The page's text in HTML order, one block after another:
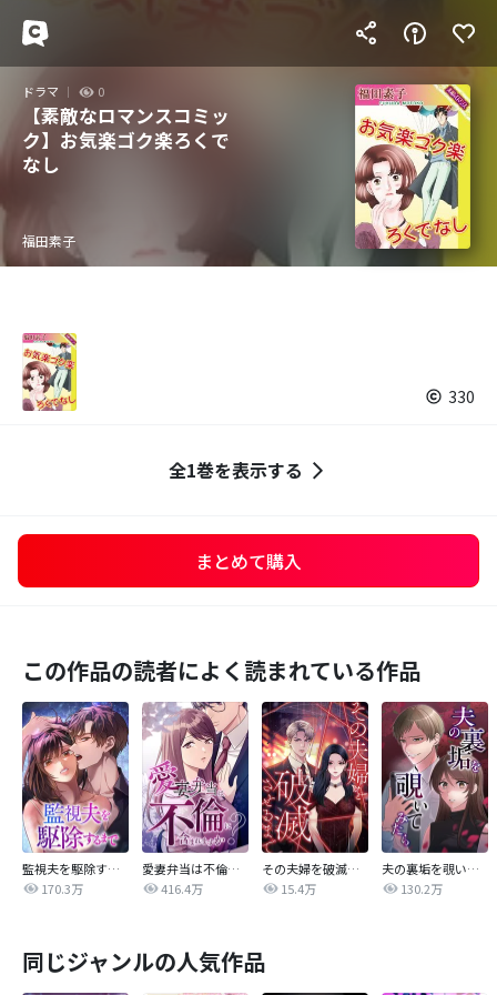
ドラマ 0
【素敵なロマンスコミッ
ク】お気楽ゴク楽ろくで
なし
福田素子
330
全1巻を表示する
まとめて購入
この作品の読者によく読まれている作品
監視夫を駆除するまで
170.3万
愛妻弁当は不倫に含まれますか？
416.4万
その夫婦を破滅させるまで
15.4万
夫の裏垢を覗いてみたら
130.2万
同じジャンルの人気作品